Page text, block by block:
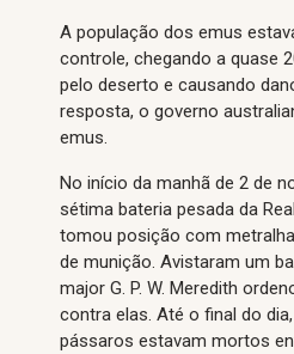
A população dos emus
controle, chegando a quase
pelo deserto e causando
resposta, o governo
emus.
No início da manhã de 2 de
sétima bateria pesada da
tomou posição com
de munição. Avistaram um
major G. P. W. Meredith
contra elas. Até o final do
pássaros estavam mortos